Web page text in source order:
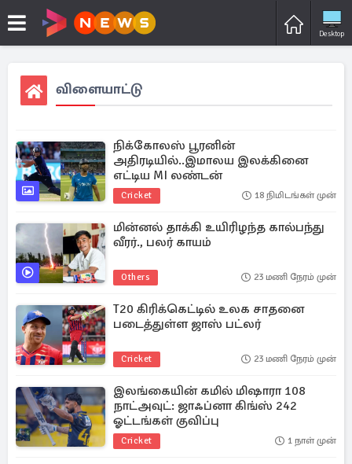
Desktop
விளையாட்டு
நிக்கோலஸ் பூரனின்
அதிரடியில்..இமாலய இலக்கினை
எட்டிய MI லண்டன்
Cricket 18 நிமிடங்கள் முன்
மின்னல் தாக்கி உயிரிழந்த கால்பந்து
வீரர்., பலர் காயம்
Others 23 மணி நேரம் முன்
T20 கிரிக்கெட்டில் உலக சாதனை
படைத்துள்ள ஜாஸ் பட்லர்
Cricket 23 மணி நேரம் முன்
இலங்கையின் கமில் மிஷாரா 108
நாட்அவுட்: ஜாஃப்னா கிங்ஸ் 242
ஓட்டங்கள் குவிப்பு
Cricket 1 நாள் முன்